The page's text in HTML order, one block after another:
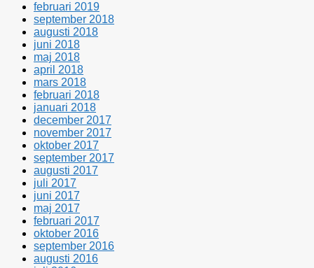
februari 2019
september 2018
augusti 2018
juni 2018
maj 2018
april 2018
mars 2018
februari 2018
januari 2018
december 2017
november 2017
oktober 2017
september 2017
augusti 2017
juli 2017
juni 2017
maj 2017
februari 2017
oktober 2016
september 2016
augusti 2016